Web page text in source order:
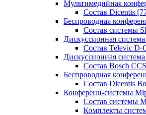
Мультимедийная
Состав Dicentis
Беспроводная
Состав системы
Дискуссионная
Состав Televic D-
Дискуссионная
Состав Bosch
Беспроводная
Состав Dicentis
Конференц-системы
Состав системы
Комплекты